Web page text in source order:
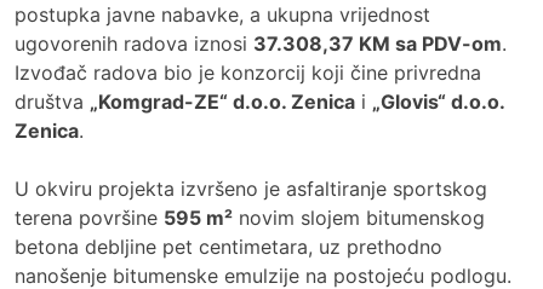
postupka javne nabavke, a ukupna vrijednost
ugovorenih radova iznosi 37.308,37 KM sa PDV-om.
Izvođač radova bio je konzorcij koji čine privredna
društva „Komgrad-ZE“ d.o.o. Zenica i „Glovis“ d.o.o.
Zenica.
U okviru projekta izvršeno je asfaltiranje sportskog
terena površine 595 m² novim slojem bitumenskog
betona debljine pet centimetara, uz prethodno
nanošenje bitumenske emulzije na postojeću podlogu.